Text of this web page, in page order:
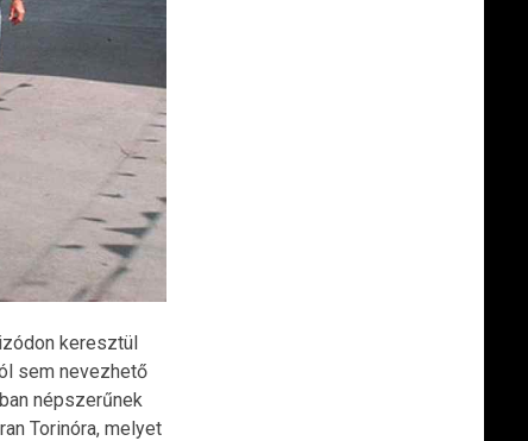
keresztül
sem nevezhető
népszerűnek
Torinóra, melyet